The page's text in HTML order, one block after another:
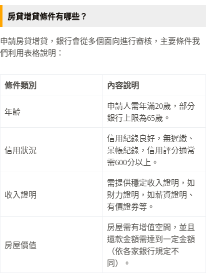
房貸增貸條件有哪些？
申請房貸增貸，銀行會從多個面向進行審核，主要條件我
們利用表格說明：
條件類別 內容說明
年齡
申請人需年滿20歲，部分
銀行上限為65歲。
信用狀況
信用紀錄良好，無遲繳、
呆帳紀錄，信用評分通常
需600分以上。
收入證明
需提供穩定收入證明，如
財力證明，如薪資證明、
有價證券等。
房屋價值
房屋需有增值空間，並且
還款金額需達到一定金額
（依各家銀行規定不
同）。